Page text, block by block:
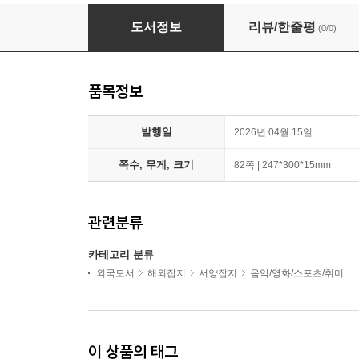
NOTION The Artists Vol. 4: Taemin 샤이니 태
도서정보 리뷰/한줄평 (0/0)
품목정보
발행일 2026년 04월 15일
쪽수, 무게, 크기 82쪽 | 247*300*15mm
관련분류
카테고리 분류
외국도서 해외잡지 서양잡지 음악/영화/스포츠/취미
이 상품의 태그